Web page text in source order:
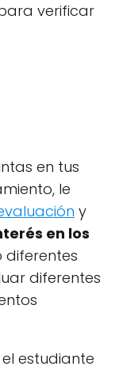
verificar
en tus
le
y
en los
diferentes
diferentes
estudiante